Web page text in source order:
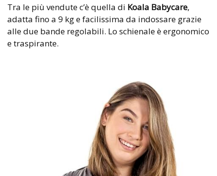
Tra le più vendute c’è quella di Koala Babycare,
adatta fino a 9 kg e facilissima da indossare grazie
alle due bande regolabili. Lo schienale è ergonomico
e traspirante.